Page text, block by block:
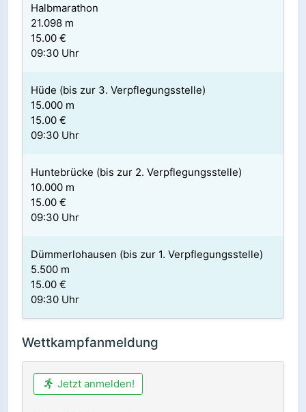
Halbmarathon
21.098 m
15.00 €
09:30 Uhr
Hüde (bis zur 3. Verpflegungsstelle)
15.000 m
15.00 €
09:30 Uhr
Huntebrücke (bis zur 2. Verpflegungsstelle)
10.000 m
15.00 €
09:30 Uhr
Dümmerlohausen (bis zur 1. Verpflegungsstelle)
5.500 m
15.00 €
09:30 Uhr
Wettkampfanmeldung
Jetzt anmelden!